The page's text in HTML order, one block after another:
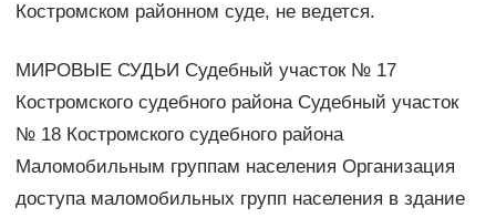
Костромском районном суде, не ведется.
МИРОВЫЕ СУДЬИ Судебный участок № 17
Костромского судебного района Судебный участок
№ 18 Костромского судебного района
Маломобильным группам населения Организация
доступа маломобильных групп населения в здание